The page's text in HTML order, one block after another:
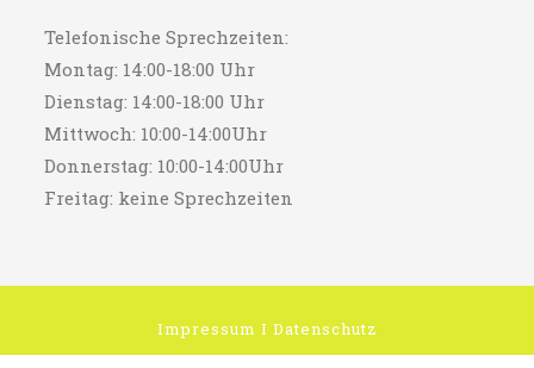
Telefonische Sprechzeiten:
Montag: 14:00-18:00 Uhr
Dienstag: 14:00-18:00 Uhr
Mittwoch: 10:00-14:00Uhr
Donnerstag: 10:00-14:00Uhr
Freitag: keine Sprechzeiten
Impressum I Datenschutz